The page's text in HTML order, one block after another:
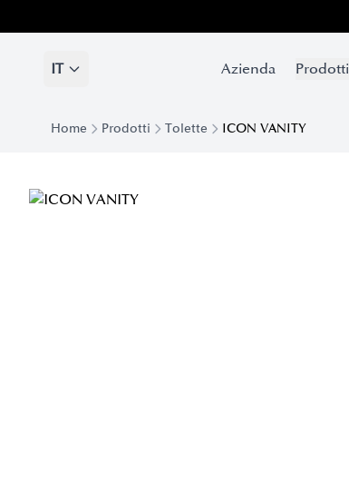
IT Azienda Prodotti
Home Prodotti Tolette ICON VANITY